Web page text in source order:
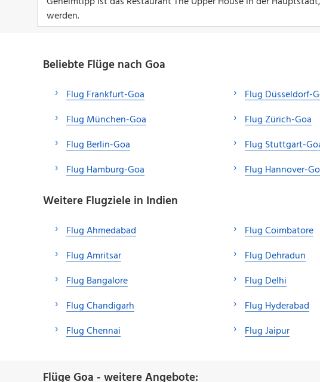
werden.
Beliebte Flüge nach Goa
Flug Frankfurt-Goa
Flug München-Goa
Flug Berlin-Goa
Flug Hamburg-Goa
Flug Düsseldorf-
Flug Zürich-Goa
Flug Stuttgart-
Flug Hannover-
Weitere Flugziele in Indien
Flug Ahmedabad
Flug Amritsar
Flug Bangalore
Flug Chandigarh
Flug Chennai
Flug Coimbatore
Flug Dehradun
Flug Delhi
Flug Hyderabad
Flug Jaipur
Flüge Goa - weitere Angebote: